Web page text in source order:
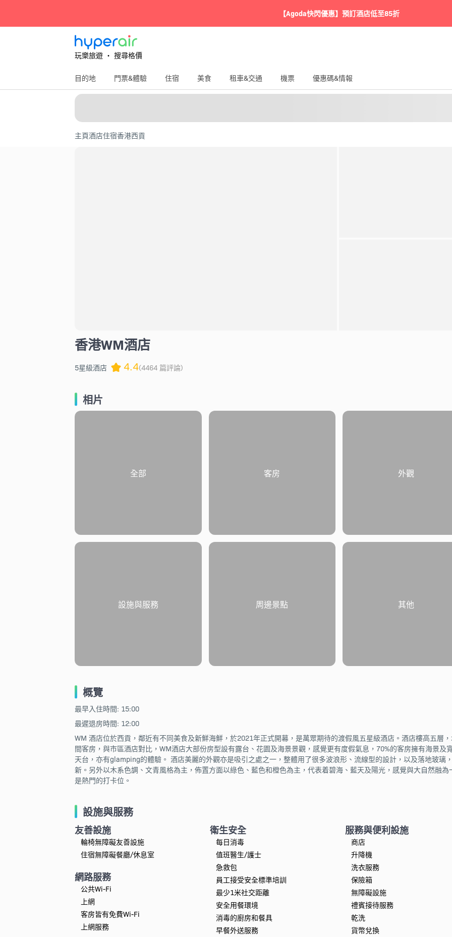
【Agoda快閃優惠】預訂酒店低至85折
玩樂旅遊 ‧ 搜尋格價
目的地 門票&體驗 住宿 美食 租車&交通 機票 優惠碼&情報
主頁酒店住宿香港西貢
香港WM酒店
5星級酒店 4.4(4464 篇評論)
相片
全部 客房 外觀
設施與服務 周邊景點 其他
概覽
最早入住時間: 15:00
最遲退房時間: 12:00
WM 酒店位於西貢，鄰近有不同美食及新鮮海鮮，於2021年正式開幕，是萬眾期待的渡假風五星級酒店。酒店樓高五層
間客房，與市區酒店對比，WM酒店大部份房型設有露台、花園及海景景觀，感覺更有度假氣息，70%的客房擁有海景
天台，亦有glamping的體驗。 酒店美麗的外觀亦是吸引之處之一，整體用了很多波浪形、流線型的設計，以及落地玻璃
新。另外以木系色調、文青風格為主，佈置方面以綠色、藍色和橙色為主，代表着碧海、藍天及陽光，感覺與大自然融
是熱門的打卡位。
設施與服務
友善設施
輪椅無障礙友善設施
住宿無障礙餐廳/休息室
網路服務
公共Wi-Fi
上網
客房皆有免費Wi-Fi
上網服務
衛生安全
每日消毒
值班醫生/護士
急救包
員工接受安全標準培訓
最少1米社交距離
安全用餐環境
消毒的廚房和餐具
早餐外送服務
服務與便利設施
商店
升降機
洗衣服務
保險箱
無障礙設施
禮賓接待服務
乾洗
貨幣兌換